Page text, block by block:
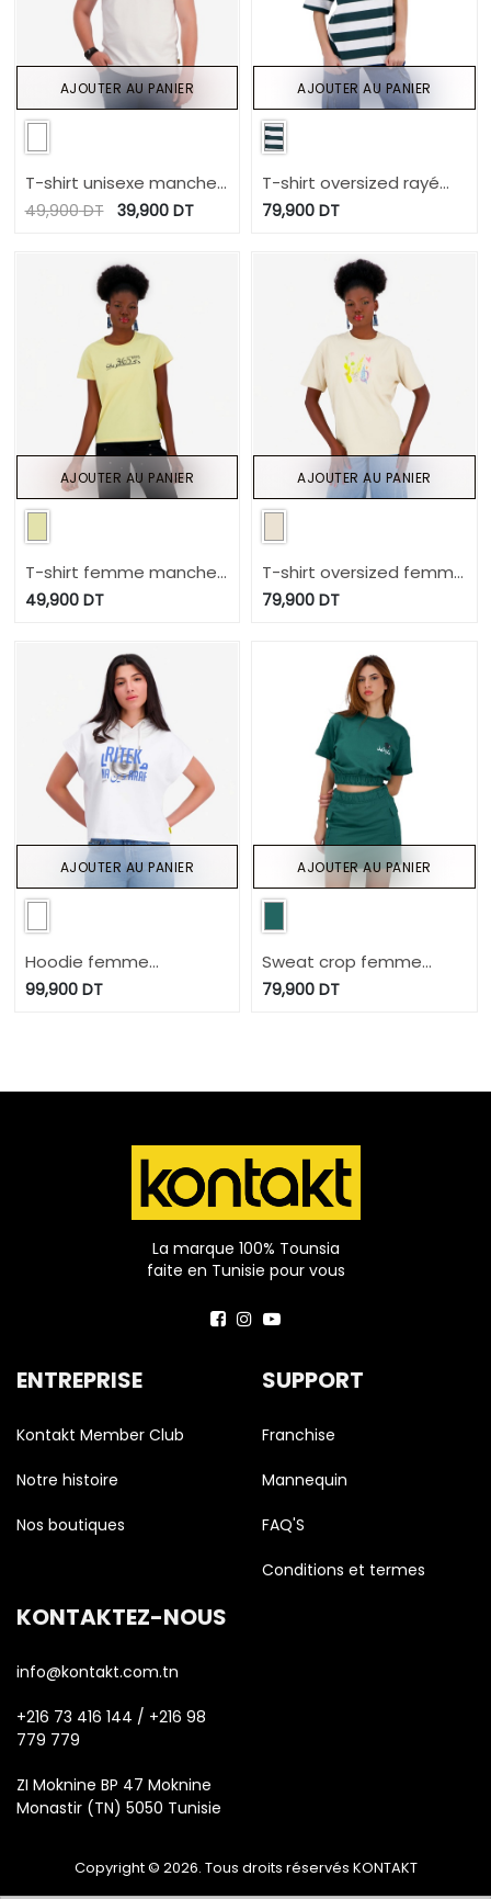
T-shirt unisexe manches
courtes KONTAKT TEES
49,900DT 39,900DT
AJOUTER AU PANIER
T-shirt oversized rayé
femme manches
79,900 DT
AJOUTER AU PANIER
T-shirt femme manches
49,900DT
AJOUTER AU PANIER
T-shirt oversized femme
manches courtes LOVELY
79,900 DT
AJOUTER AU PANIER
Hoodie femme
oversized sans manches
99,900DT
AJOUTER AU PANIER
Sweat crop femme
manches courtes قنبلة
79,900 DT
AJOUTER AU PANIER
La marque 100% Tounsia
faite en Tunisie pour vous
ENTREPRISE
Kontakt Member Club
Notre histoire
Nos boutiques
SUPPORT
Franchise
Mannequin
FAQ'S
Conditions et termes
KONTAKTEZ-NOUS
info@kontakt.com.tn
+216 73 416 144 / +216 98
779 779
ZI Moknine BP 47 Moknine
Monastir (TN) 5050 Tunisie
Copyright © 2026. Tous droits réservés KONTAKT